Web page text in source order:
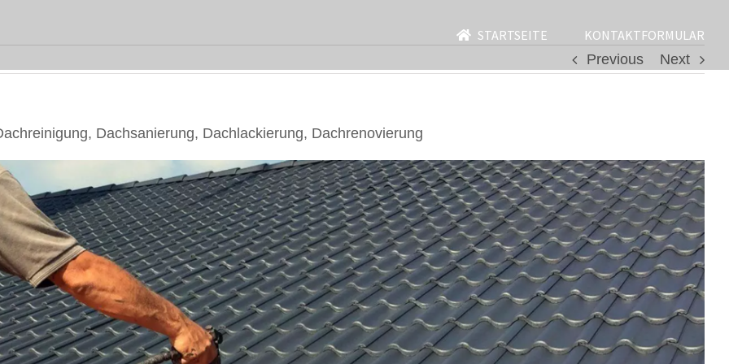
STARTSEITE
KONTAKTFORMULAR
Previous
Next
Dachsanierung, Dachlackierung, Dachrenovierung